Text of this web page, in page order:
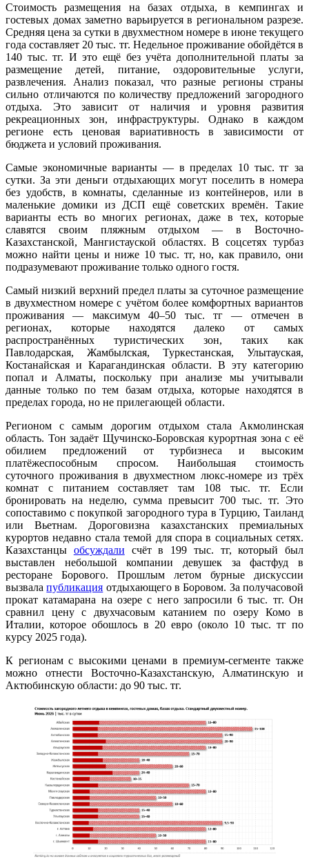
Стоимость размещения на базах отдыха, в кемпингах и
гостевых домах заметно варьируется в региональном разрезе.
Средняя цена за сутки в двухместном номере в июне текущего
года составляет 20 тыс. тг. Недельное проживание обойдётся в
140 тыс. тг. И это ещё без учёта дополнительной платы за
размещение детей, питание, оздоровительные услуги,
развлечения. Анализ показал, что разные регионы страны
сильно отличаются по количеству предложений загородного
отдыха. Это зависит от наличия и уровня развития
рекреационных зон, инфраструктуры. Однако в каждом
регионе есть ценовая вариативность в зависимости от
бюджета и условий проживания.
Самые экономичные варианты — в пределах 10 тыс. тг за
сутки. За эти деньги отдыхающих могут поселить в номера
без удобств, в комнаты, сделанные из контейнеров, или в
маленькие домики из ДСП ещё советских времён. Такие
варианты есть во многих регионах, даже в тех, которые
славятся своим пляжным отдыхом — в Восточно-
Казахстанской, Мангистауской областях. В соцсетях турбаз
можно найти цены и ниже 10 тыс. тг, но, как правило, они
подразумевают проживание только одного гостя.
Самый низкий верхний предел платы за суточное размещение
в двухместном номере с учётом более комфортных вариантов
проживания — максимум 40–50 тыс. тг — отмечен в
регионах, которые находятся далеко от самых
распространённых туристических зон, таких как
Павлодарская, Жамбылская, Туркестанская, Улытауская,
Костанайская и Карагандинская области. В эту категорию
попал и Алматы, поскольку при анализе мы учитывали
данные только по тем базам отдыха, которые находятся в
пределах города, но не прилегающей области.
Регионом с самым дорогим отдыхом стала Акмолинская
область. Тон задаёт Щучинско-Боровская курортная зона с её
обилием предложений от турбизнеса и высоким
платёжеспособным спросом. Наибольшая стоимость
суточного проживания в двухместном люкс-номере из трёх
комнат с питанием составляет там 108 тыс. тг. Если
бронировать на неделю, сумма превысит 700 тыс. тг. Это
сопоставимо с покупкой загородного тура в Турцию, Таиланд
или Вьетнам. Дороговизна казахстанских премиальных
курортов недавно стала темой для спора в социальных сетях.
Казахстанцы обсуждали счёт в 199 тыс. тг, который был
выставлен небольшой компании девушек за фастфуд в
ресторане Борового. Прошлым летом бурные дискуссии
вызвалапубликация отдыхающего в Боровом. За получасовой
прокат катамарана на озере с него запросили 6 тыс. тг. Он
сравнил цену с двухчасовым катанием по озеру Комо в
Италии, которое обошлось в 20 евро (около 10 тыс. тг по
курсу 2025 года).
К регионам с высокими ценами в премиум-сегменте также
можно отнести Восточно-Казахстанскую, Алматинскую и
Актюбинскую области: до 90 тыс. тг.